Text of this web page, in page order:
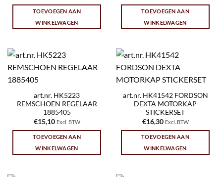
TOEVOEGEN AAN
WINKELWAGEN
TOEVOEGEN AAN
WINKELWAGEN
art.nr. HK5223
REMSCHOEN REGELAAR
1885405
€15,10 Excl. BTW
TOEVOEGEN AAN
WINKELWAGEN
art.nr. HK41542 FORDSON
DEXTA MOTORKAP
STICKERSET
€16,30 Excl. BTW
TOEVOEGEN AAN
WINKELWAGEN